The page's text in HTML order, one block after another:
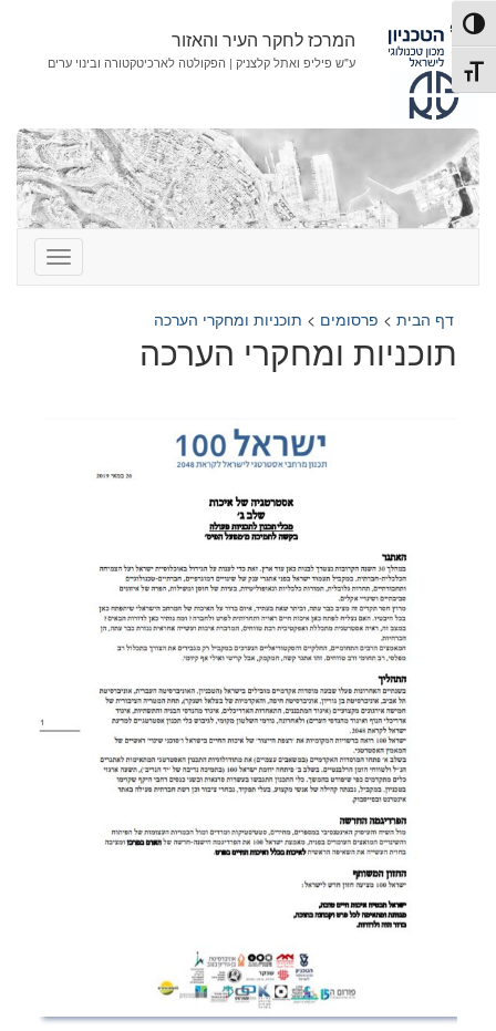
דלג
לתוכן
דלג
לניווט
הפעל/כבה ניגודיות גבוהה
מתג גודל גופן
המרכז לחקר העיר והאזור
ע"ש פיליפ ואתל קלצניק | הפקולטה לארכיטקטורה ובינוי ערים
דף הבית > פרסומים > תוכניות ומחקרי הערכה
תוכניות ומחקרי הערכה